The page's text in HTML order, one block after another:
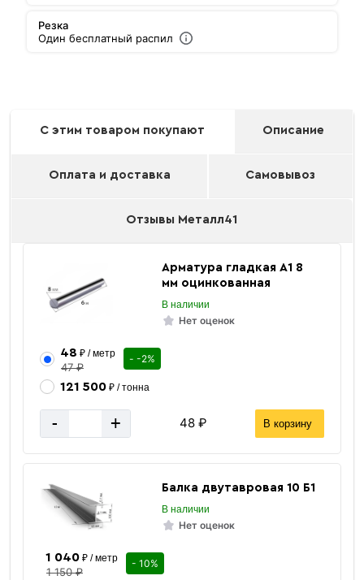
Резка
Один бесплатный распил
С этим товаром покупают Описание
Оплата и доставка Самовывоз
Отзывы Металл41
Арматура гладкая А1 8
мм оцинкованная
В наличии
Нет оценок
48 ₽ / метр
47 ₽
- -2%
121 500₽ / тонна
- + 48 ₽ В корзину
Балка двутавровая 10 Б1
В наличии
Нет оценок
1 040₽ / метр
1 150 ₽
- 10%
,